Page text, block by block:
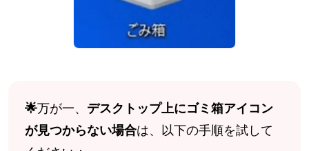
🌟万が一、 デスクトップ上にゴミ箱アイコン
が見つからない場合は、以下の手順を試して